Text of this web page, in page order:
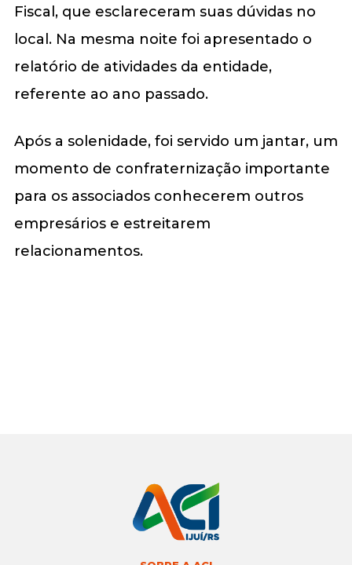
Fiscal, que esclareceram suas dúvidas no
local. Na mesma noite foi apresentado o
relatório de atividades da entidade,
referente ao ano passado.
Após a solenidade, foi servido um jantar, um
momento de confraternização importante
para os associados conhecerem outros
empresários e estreitarem
relacionamentos.